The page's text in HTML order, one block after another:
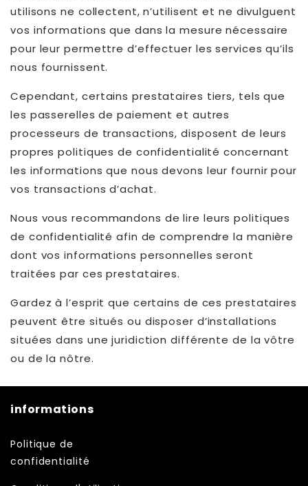
utilisons ne collectent, n’utilisent et ne divulguent
vos informations que dans la mesure nécessaire
pour leur permettre d’effectuer les services qu’ils
nous fournissent.
Cependant, certains prestataires tiers, tels que
les passerelles de paiement et autres
processeurs de transactions, disposent de leurs
propres politiques de confidentialité concernant
les informations que nous devons leur fournir pour
vos transactions d’achat.
Nous vous recommandons de lire leurs politiques
de confidentialité afin de comprendre la manière
dont vos informations personnelles seront
traitées par ces prestataires.
Gardez à l’esprit que certains de ces prestataires
peuvent être situés ou disposer d’installations
situées dans une juridiction différente de la vôtre
ou de la nôtre.
informations
Politique de
confidentialité